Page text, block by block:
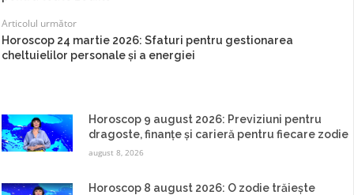
Articolul următor
Horoscop 24 martie 2026: Sfaturi pentru gestionarea
cheltuielilor personale și a energiei
Horoscop 9 august 2026: Previziuni pentru
dragoste, finanțe și carieră pentru fiecare zodie
august 8, 2026
Horoscop 8 august 2026: O zodie trăiește